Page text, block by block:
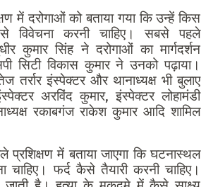
में दरोगाओं को बताया गया कि उन्हें किस
विवेचना करनी चाहिए। सबसे पहले
कुमार सिंह ने दरोगाओं का मार्गदर्शन
सिटी विकास कुमार ने उनको पढ़ाया।
तर्रार इंस्पेक्टर और थानाध्यक्ष भी बुलाए
अरविंद कुमार, इंस्पेक्टर लोहामंडी
रकाबगंज राकेश कुमार आदि शामिल
में बताया जाएगा कि घटनास्थल
चाहिए। फर्द कैसे तैयारी करनी चाहिए।